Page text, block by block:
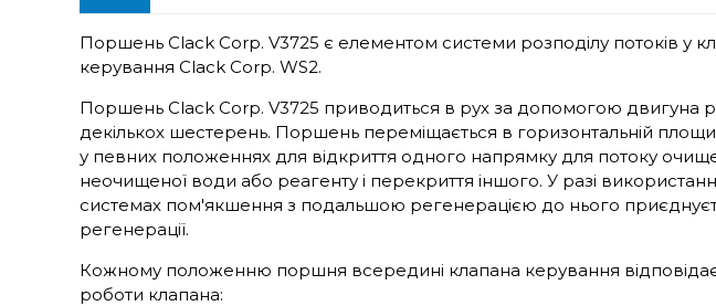
Поршень Clack Corp. V3725 є елементом системи розподілу потоків у
керування Clack Corp. WS2.
Поршень Clack Corp. V3725 приводиться в рух за допомогою двигуна
декількох шестерень. Поршень переміщається в горизонтальній
у певних положеннях для відкриття одного напрямку для потоку
неочищеної води або реагенту і перекриття іншого. У разі
системах пом'якшення з подальшою регенерацією до нього
регенерації.
Кожному положенню поршня всередині клапана керування
роботи клапана: